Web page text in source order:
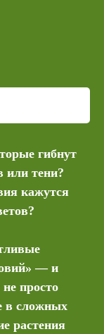
гибнут
или тени?
кажутся
— и
просто
в сложных
растения